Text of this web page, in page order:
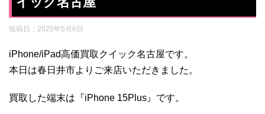
投稿日： 2025年5月6日
iPhone/iPad高価買取クイック名古屋です。
本日は春日井市よりご来店いただきました。
買取した端末は『iPhone 15Plus』です。